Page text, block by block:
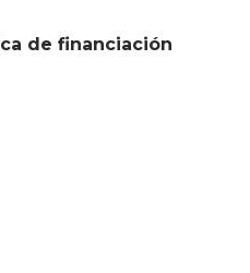
de financiación